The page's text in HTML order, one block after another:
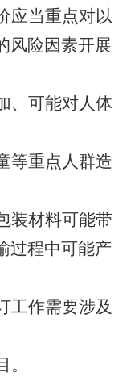
应当重点对以
风险因素开展
、可能对人体
等重点人群造
装材料可能带
过程中可能产
工作需要涉及